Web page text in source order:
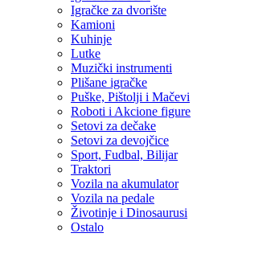
Igračke za dvorište
Kamioni
Kuhinje
Lutke
Muzički instrumenti
Plišane igračke
Puške, Pištolji i Mačevi
Roboti i Akcione figure
Setovi za dečake
Setovi za devojčice
Sport, Fudbal, Bilijar
Traktori
Vozila na akumulator
Vozila na pedale
Životinje i Dinosaurusi
Ostalo